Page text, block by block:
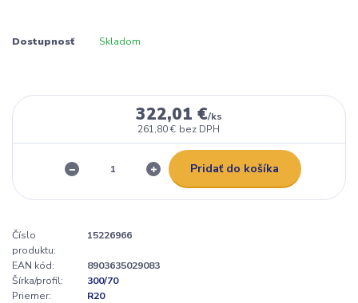
Dostupnosť Skladom
322,01 €/ks
261,80 € bez DPH
Pridať do košíka
Číslo
produktu:
15226966
EAN kód:
8903635029083
Šírka/profil:
300/70
Priemer:
R20